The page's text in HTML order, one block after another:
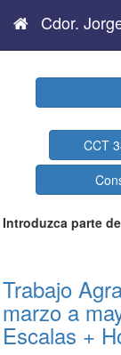
Cdor.
CCT
Introduzca parte
Trabajo
marzo a
Escalas +